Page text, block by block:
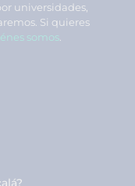
universidades,
Si quieres
somos